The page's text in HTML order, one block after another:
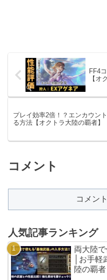
FF4
【オ
プレイ効率2倍！？エンカウン
る方法【オクトラ大陸の覇者】
コメント
コメン
人気記事ランキング
両大陸
│お手
陸の覇者